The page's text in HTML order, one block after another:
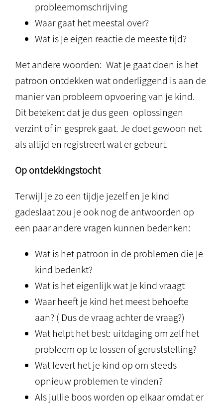
probleemomschrijving
Waar gaat het meestal over?
Wat is je eigen reactie de meeste tijd?
Met andere woorden: Wat je gaat doen is het
patroon ontdekken wat onderliggend is aan de
manier van probleem opvoering van je kind.
Dit betekent dat je dus geen oplossingen
verzint of in gesprek gaat. Je doet gewoon net
als altijd en registreert wat er gebeurt.
Op ontdekkingstocht
Terwijl je zo een tijdje jezelf en je kind
gadeslaat zou je ook nog de antwoorden op
een paar andere vragen kunnen bedenken:
Wat is het patroon in de problemen die je
kind bedenkt?
Wat is het eigenlijk wat je kind vraagt
Waar heeft je kind het meest behoefte
aan? ( Dus de vraag achter de vraag?)
Wat helpt het best: uitdaging om zelf het
probleem op te lossen of geruststelling?
Wat levert het je kind op om steeds
opnieuw problemen te vinden?
Als jullie boos worden op elkaar omdat er